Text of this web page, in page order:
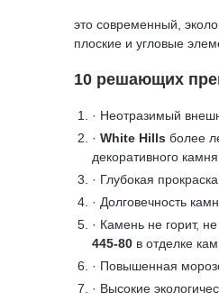
это современный,
плоские и угловые
10 решающих
· Неотразимый
· White Hills более
декоративного
· Глубокая
· Долговечность
· Камень не горит,
445-80 в отделке
· Повышенная
· Высокие